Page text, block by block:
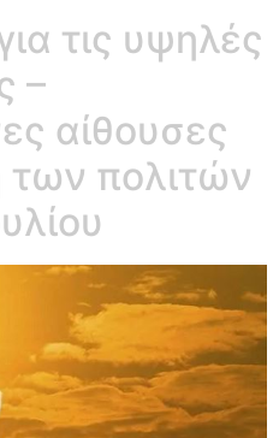
τις υψηλές
–
αίθουσες
των πολιτών